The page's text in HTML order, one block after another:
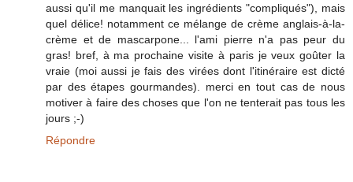
aussi qu'il me manquait les ingrédients "compliqués"), mais
quel délice! notamment ce mélange de crème anglais-à-la-
crème et de mascarpone... l'ami pierre n'a pas peur du
gras! bref, à ma prochaine visite à paris je veux goûter la
vraie (moi aussi je fais des virées dont l'itinéraire est dicté
par des étapes gourmandes). merci en tout cas de nous
motiver à faire des choses que l'on ne tenterait pas tous les
jours ;-)
Répondre